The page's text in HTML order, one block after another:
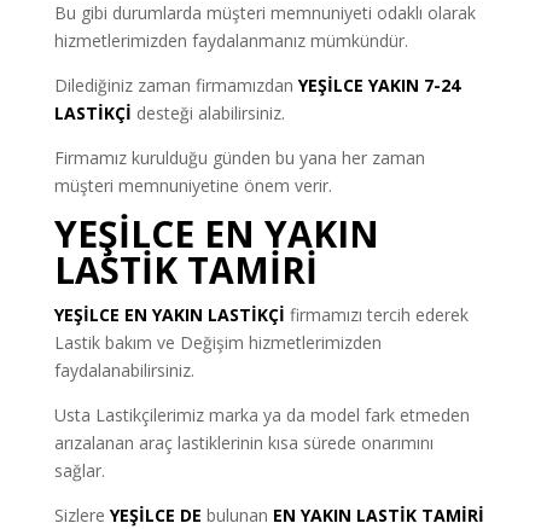
Bu gibi durumlarda müşteri memnuniyeti odaklı olarak
hizmetlerimizden faydalanmanız mümkündür.
Dilediğiniz zaman firmamızdan YEŞİLCE YAKIN 7-24
LASTİKÇİ desteği alabilirsiniz.
Firmamız kurulduğu günden bu yana her zaman
müşteri memnuniyetine önem verir.
YEŞİLCE EN YAKIN
LASTİK TAMİRİ
YEŞİLCE EN YAKIN LASTİKÇİ firmamızı tercih ederek
Lastik bakım ve Değişim hizmetlerimizden
faydalanabilirsiniz.
Usta Lastikçilerimiz marka ya da model fark etmeden
arızalanan araç lastiklerinin kısa sürede onarımını
sağlar.
Sizlere YEŞİLCE DE bulunan EN YAKIN LASTİK TAMİRİ